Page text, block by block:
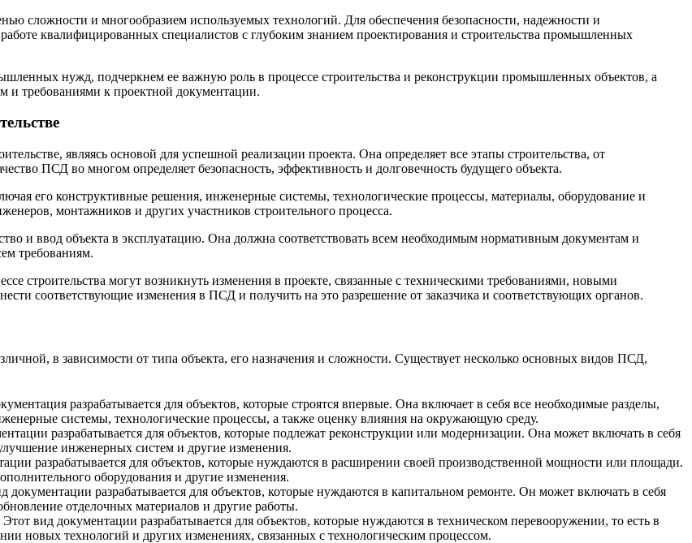
сложности и многообразием используемых технологий. Для обеспечения безопасности, надежности и
квалифицированных специалистов с глубоким знанием проектирования и строительства промышленных
нужд, подчеркнем ее важную роль в процессе строительства и реконструкции промышленных объектов, а
и требованиями к проектной документации.
являясь основой для успешной реализации проекта. Она определяет все этапы строительства, от
ПСД во многом определяет безопасность, эффективность и долговечность будущего объекта.
его конструктивные решения, инженерные системы, технологические процессы, материалы, оборудование и
монтажников и других участников строительного процесса.
и ввод объекта в эксплуатацию. Она должна соответствовать всем необходимым нормативным документам и
требованиям.
строительства могут возникнуть изменения в проекте, связанные с техническими требованиями, новыми
соответствующие изменения в ПСД и получить на это разрешение от заказчика и соответствующих органов.
в зависимости от типа объекта, его назначения и сложности. Существует несколько основных видов ПСД,
разрабатывается для объектов, которые строятся впервые. Она включает в себя все необходимые разделы,
системы, технологические процессы, а также оценку влияния на окружающую среду.
разрабатывается для объектов, которые подлежат реконструкции или модернизации. Она может включать в себя
инженерных систем и другие изменения.
разрабатывается для объектов, которые нуждаются в расширении своей производственной мощности или площади.
оборудования и другие изменения.
документации разрабатывается для объектов, которые нуждаются в капитальном ремонте. Он может включать в себя
отделочных материалов и другие работы.
Этот вид документации разрабатывается для объектов, которые нуждаются в техническом перевооружении, то есть в
новых технологий и других изменениях, связанных с технологическим процессом.